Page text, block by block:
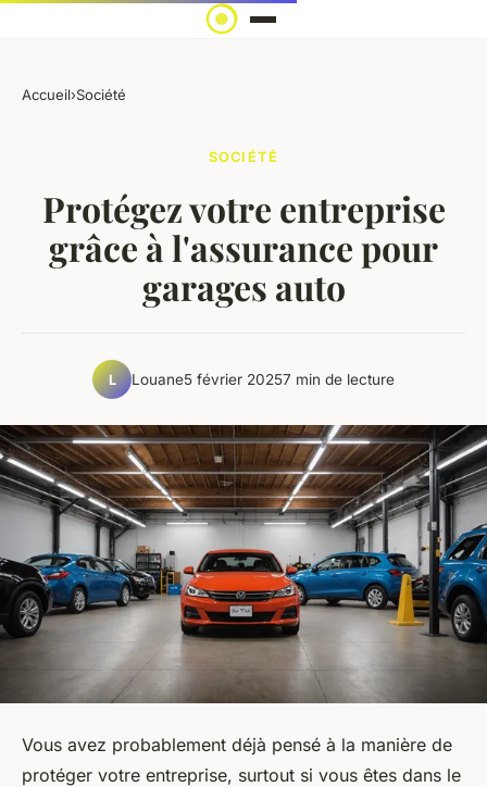
Accueil›Société
SOCIÉTÉ
Protégez votre entreprise
grâce à l'assurance pour
garages auto
L Louane5 février 20257 min de lecture
Vous avez probablement déjà pensé à la manière de
protéger votre entreprise, surtout si vous êtes dans le